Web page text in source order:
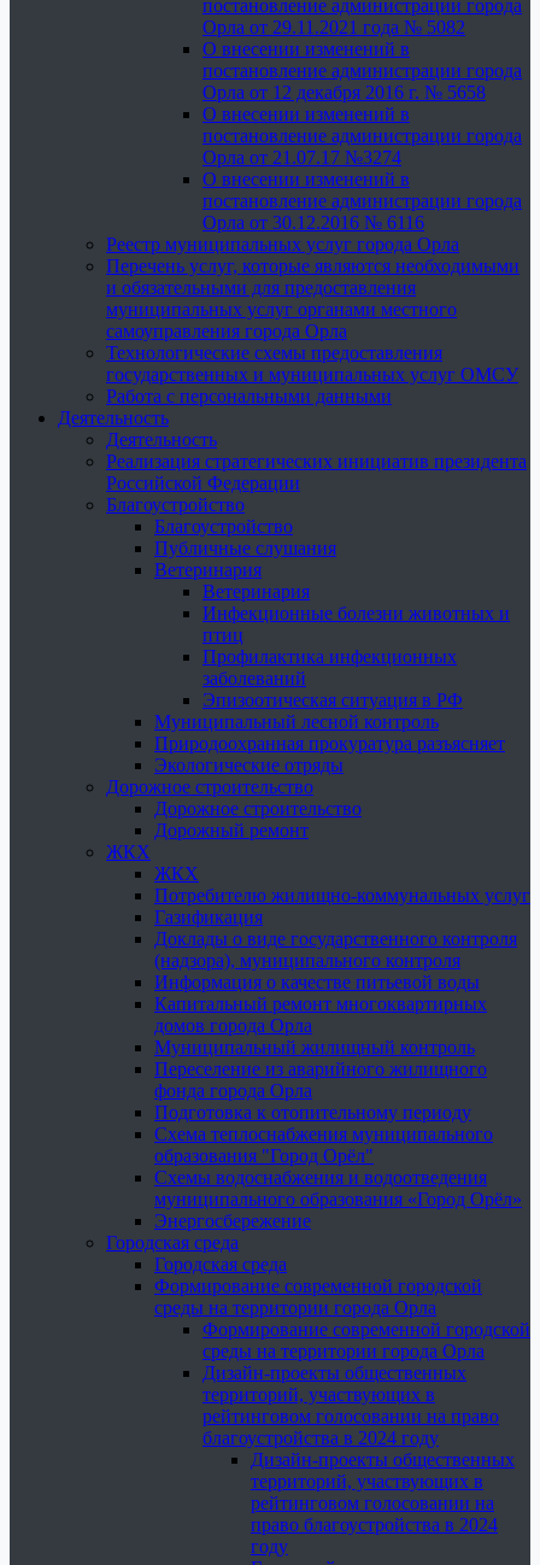
постановление администрации города
Орла от 29.11.2021 года № 5082
О внесении изменений в
постановление администрации города
Орла от 12 декабря 2016 г. № 5658
О внесении изменений в
постановление администрации города
Орла от 21.07.17 №3274
О внесении изменений в
постановление администрации города
Орла от 30.12.2016 № 6116
Реестр муниципальных услуг города Орла
Перечень услуг, которые являются необходимыми
и обязательными для предоставления
муниципальных услуг органами местного
самоуправления города Орла
Технологические схемы предоставления
государственных и муниципальных услуг ОМСУ
Работа с персональными данными
Деятельность
Деятельность
Реализация стратегических инициатив президента
Российской Федерации
Благоустройство
Благоустройство
Публичные слушания
Ветеринария
Ветеринария
Инфекционные болезни животных и
птиц
Профилактика инфекционных
заболеваний
Эпизоотическая ситуация в РФ
Муниципальный лесной контроль
Природоохранная прокуратура разъясняет
Экологические отряды
Дорожное строительство
Дорожное строительство
Дорожный ремонт
ЖКХ
ЖКХ
Потребителю жилищно-коммунальных услуг
Газификация
Доклады о виде государственного контроля
(надзора), муниципального контроля
Информация о качестве питьевой воды
Капитальный ремонт многоквартирных
домов города Орла
Муниципальный жилищный контроль
Переселение из аварийного жилищного
фонда города Орла
Подготовка к отопительному периоду
Схема теплоснабжения муниципального
образования "Город Орёл"
Схемы водоснабжения и водоотведения
муниципального образования «Город Орёл»
Энергосбережение
Городская среда
Городская среда
Формирование современной городской
среды на территории города Орла
Формирование современной городской
среды на территории города Орла
Дизайн-проекты общественных
территорий, участвующих в
рейтинговом голосовании на право
благоустройства в 2024 году
Дизайн-проекты общественных
территорий, участвующих в
рейтинговом голосовании на
право благоустройства в 2024
году